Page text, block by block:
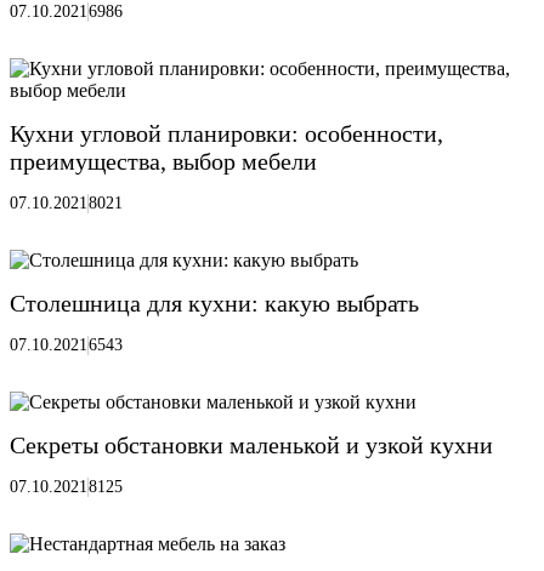
07.10.2021 6986
Кухни угловой планировки: особенности,
преимущества, выбор мебели
07.10.2021 8021
Столешница для кухни: какую выбрать
07.10.2021 6543
Секреты обстановки маленькой и узкой кухни
07.10.2021 8125